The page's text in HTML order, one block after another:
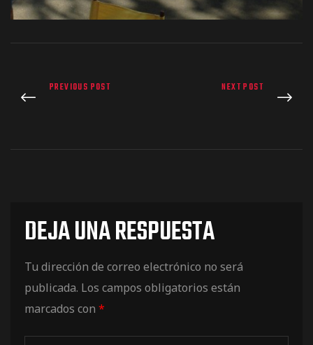
PREVIOUS POST NEXT POST
DEJA UNA RESPUESTA
Tu dirección de correo electrónico no será
publicada. Los campos obligatorios están
marcados con *
pista